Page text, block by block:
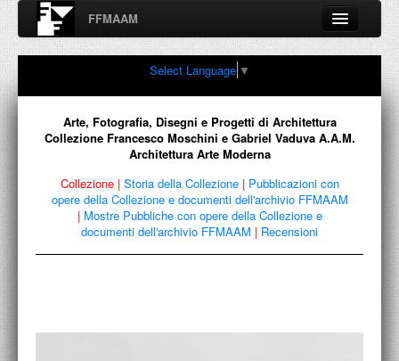
FFMAAM
Fondo Francesco Moschini
A.A.M. Architettura Arte Moderna
Percorsi, nodi, sconfinamenti e contaminazioni tra Arte,
FFMAAM
FRANCESCO MOSCHINI
Select Language ▼
Arte, Fotografia, Disegni e Progetti di Architettura
Collezione Francesco Moschini e Gabriel Vaduva A.A.M.
Architettura Arte Moderna
Collezione | Storia della Collezione | Pubblicazioni con
opere della Collezione e documenti dell'archivio FFMAAM
| Mostre Pubbliche con opere della Collezione e
documenti dell'archivio FFMAAM | Recensioni